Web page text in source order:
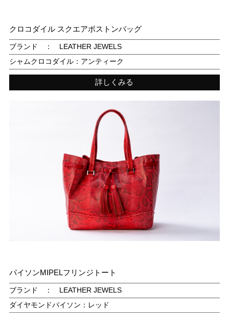
クロコダイル スクエアボストンバッグ
ブランド ： LEATHER JEWELS
シャムクロコダイル：アンティーク
詳しくみる
パイソンMIPELフリンジトート
ブランド ： LEATHER JEWELS
ダイヤモンドパイソン：レッド